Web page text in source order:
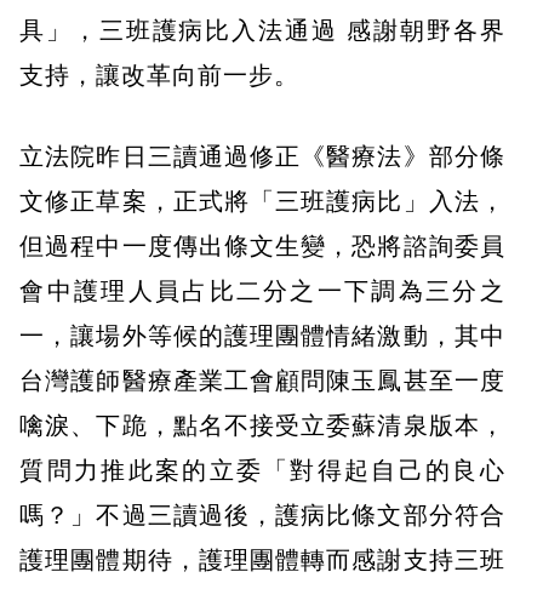
具」，三班護病比入法通過 感謝朝野各界
支持，讓改革向前一步。
立法院昨日三讀通過修正《醫療法》部分條
文修正草案，正式將「三班護病比」入法，
但過程中一度傳出條文生變，恐將諮詢委員
會中護理人員占比二分之一下調為三分之
一，讓場外等候的護理團體情緒激動，其中
台灣護師醫療產業工會顧問陳玉鳳甚至一度
噙淚、下跪，點名不接受立委蘇清泉版本，
質問力推此案的立委「對得起自己的良心
嗎？」不過三讀過後，護病比條文部分符合
護理團體期待，護理團體轉而感謝支持三班